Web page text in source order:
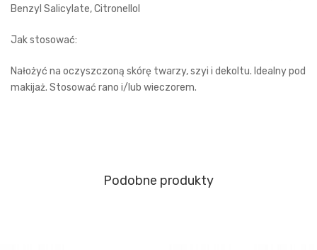
Benzyl Salicylate, Citronellol
Jak stosować:
Nałożyć na oczyszczoną skórę twarzy, szyi i dekoltu. Idealny pod
makijaż. Stosować rano i/lub wieczorem.
Podobne produkty